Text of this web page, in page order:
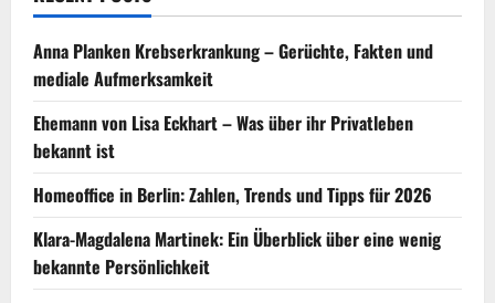
Anna Planken Krebserkrankung – Gerüchte, Fakten und
mediale Aufmerksamkeit
Ehemann von Lisa Eckhart – Was über ihr Privatleben
bekannt ist
Homeoffice in Berlin: Zahlen, Trends und Tipps für 2026
Klara-Magdalena Martinek: Ein Überblick über eine wenig
bekannte Persönlichkeit